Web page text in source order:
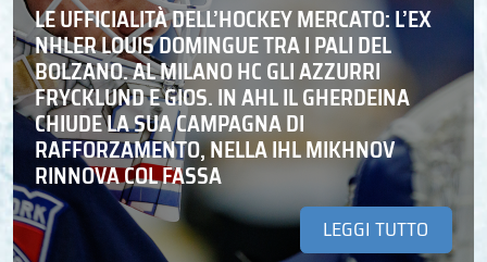
LE UFFICIALITÀ DELL’HOCKEY MERCATO: L’EX
NHLER LOUIS DOMINGUE TRA I PALI DEL
BOLZANO. AL MILANO HC GLI AZZURRI
FRYCKLUND E GIOS. IN AHL IL GHERDEINA
CHIUDE LA SUA CAMPAGNA DI
RAFFORZAMENTO, NELLA IHL MIKHNOV
RINNOVA COL FASSA
LEGGI TUTTO